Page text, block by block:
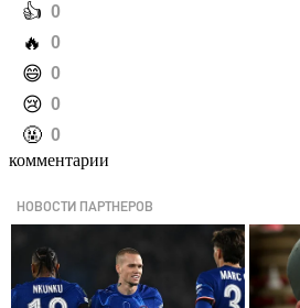
️👍 0
️🔥 0
️😄 0
️😢 0
️🤬 0
комментарии